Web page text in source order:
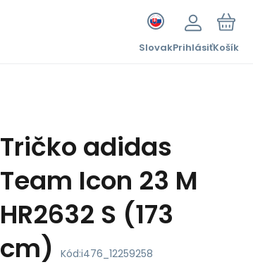
SlovakPrihlásiťKošík
Tričko adidas
Team Icon 23 M
HR2632 S (173
cm)
Kód:i476_12259258